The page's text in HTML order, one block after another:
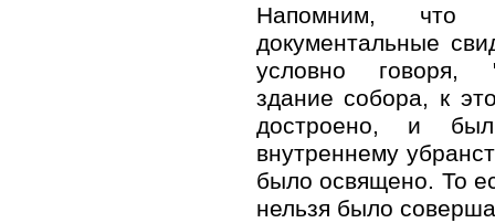
Напомним, что
документальные
условно говоря,
здание собора, к
достроено, и
внутреннему
было освящено. То
нельзя было